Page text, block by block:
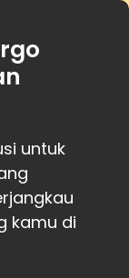
untuk
kamu di